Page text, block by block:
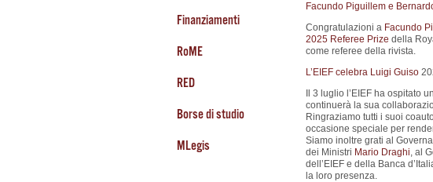
Finanziamenti
RoME
RED
Borse di studio
MLegis
Facundo Piguillem e
Congratulazioni a Facundo
2025 Referee Prize della
come referee della rivista.
L’EIEF celebra Luigi Guiso
Il 3 luglio l’EIEF ha ospitato
continuerà la sua
Ringraziamo tutti i suoi
occasione speciale per
Siamo inoltre grati al
dei Ministri Mario Draghi, al
dell’EIEF e della Banca
la loro presenza.